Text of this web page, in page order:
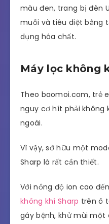
màu đen, trang bị đèn
muỗi và tiêu diệt bằng
dụng hóa chất.
Máy lọc không
Theo baomoi.com, trẻ
nguy cơ hít phải không
ngoài.
Vì vậy, sở hữu một
Sharp là rất cần thiết.
Với nồng độ ion cao
không khí Sharp trên ô
gây bệnh, khử mùi